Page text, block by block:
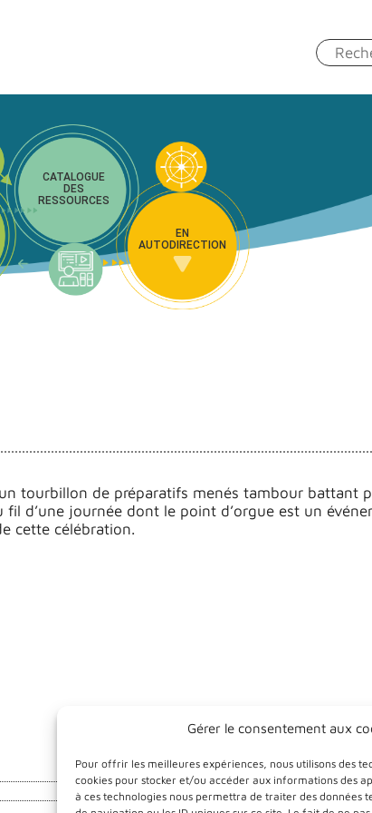
Gérer le consentement aux
Pour offrir les meilleures expériences, nous utilisons des
cookies pour stocker et/ou accéder aux informations des
à ces technologies nous permettra de traiter des données
CATALOGUE
DES
RESSOURCES
EN
AUTODIRECTION
tourbillon de préparatifs menés tambour battant
fil d’une journée dont le point d’orgue est un
cette célébration.